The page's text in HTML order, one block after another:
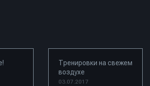
Тренировки на свежем
воздухе
03.07.2017